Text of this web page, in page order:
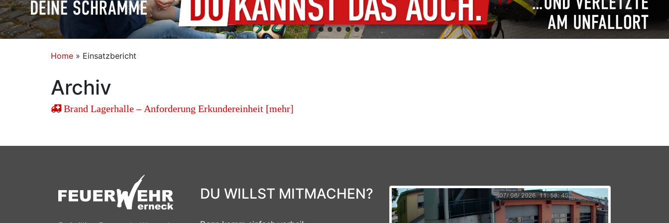
Home » Einsatzbericht
Archiv
Brand Lagerhalle – Anforderung Erkundereinheit [mehr]
DU WILLST MITMACHEN?